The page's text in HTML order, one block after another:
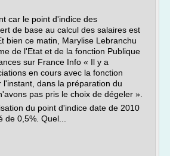
car le point d'indice des
de base au calcul des salaires est
bien ce matin, Marylise Lebranchu
de l'Etat et de la fonction Publique
sur France Info « Il y a
en cours avec la fonction
l'instant, dans la préparation du
pas pris le choix de dégeler ».
du point d'indice date de 2010
0,5%. Quel...